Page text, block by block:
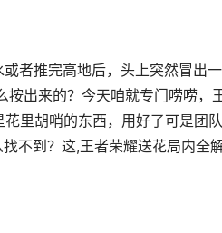
者推完高地后，头上突然冒出
出来的？今天咱就专门唠唠，
里胡哨的东西，用好了可是团
不到？这,王者荣耀送花局内全